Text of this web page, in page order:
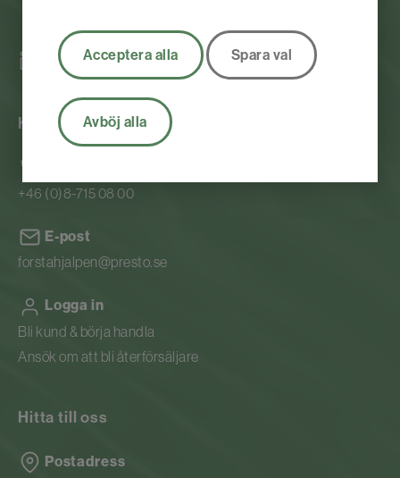
Acceptera alla Spara val
Avböj alla
Linkedin
Kontaktuppgifter
+46 (0)8-715 08 00
E-post
forstahjalpen@presto.se
Logga in
Bli kund & börja handla
Ansök om att bli återförsäljare
Hitta till oss
Postadress